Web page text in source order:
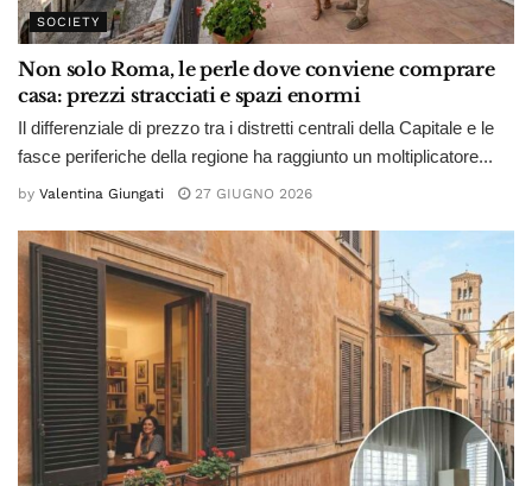
SOCIETY
Non solo Roma, le perle dove conviene comprare
casa: prezzi stracciati e spazi enormi
Il differenziale di prezzo tra i distretti centrali della Capitale e le
fasce periferiche della regione ha raggiunto un moltiplicatore...
by Valentina Giungati 27 GIUGNO 2026